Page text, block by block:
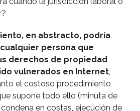
en abstracto, podrí­a
persona que
derechos de propiedad
vulnerados en Internet,
el costoso procedimiento
supone todo ello (minuta de
en costas, ejecución de